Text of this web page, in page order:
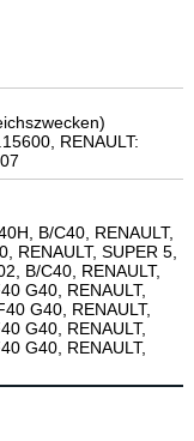
RENAULT:
B/C40, RENAULT,
RENAULT, SUPER 5,
B/C40, RENAULT,
G40, RENAULT,
G40, RENAULT,
G40, RENAULT,
G40, RENAULT,